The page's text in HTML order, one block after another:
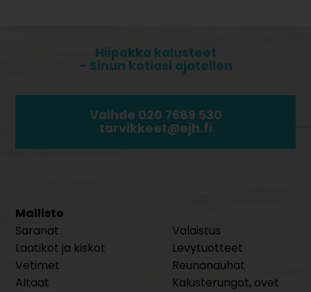
Hiipakka kalusteet
- Sinun kotiasi ajatellen
Vaihde 020 7689 530
tarvikkeet@ejh.fi
Mallisto
Saranat
Laatikot ja kiskot
Vetimet
Altaat
Valaistus
Levytuotteet
Reunanauhat
Kalusterungot, ovet